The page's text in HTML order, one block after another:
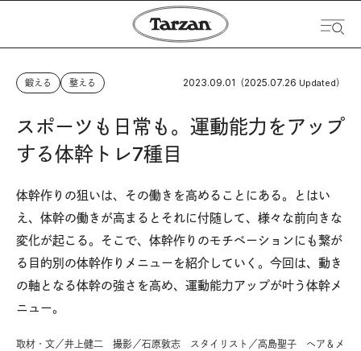
鍛える 整える 2023.09.01 （2025.07.26 Updated）
スポーツも日常も。運動能力をアップ
する体幹トレ7種目
体幹作りの狙いは、その働きを高めることにある。とはい
え、体幹の働きが高まるとそれに付随して、様々な前向きな
変化が起こる。そこで、体幹作りのモチベーションにも繋が
る目的別の体幹作りメニューを紹介していく。今回は、動き
の軸となる体幹の強さを高め、運動能力アップが叶う体幹メ
ニュー。
取材・文／井上健二 撮影／石原敦志 スタイリスト／高島聖子 ヘア＆メ